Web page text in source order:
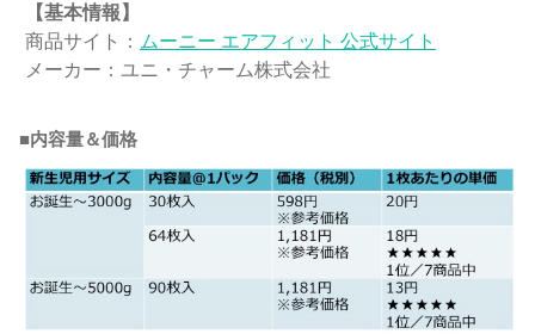
【基本情報】
商品サイト： ムーニー エアフィット​ 公式サイト
メーカー：ユニ・チャーム株式会社
■内容量＆価格